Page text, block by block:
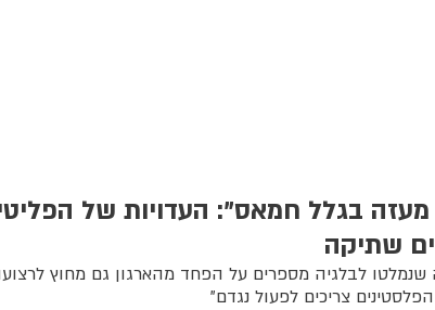
מעזה בגלל חמאס": העדויות של
שתיקה
שנמלטו לבלגיה מספרים על הפחד מהארגון גם מחוץ
צריכים לפעול נגדם"